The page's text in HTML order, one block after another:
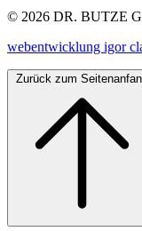
© 2026 DR. BUTZE
webentwicklung igor
Zurück zum